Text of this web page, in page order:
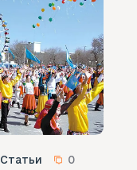
Статьи 0